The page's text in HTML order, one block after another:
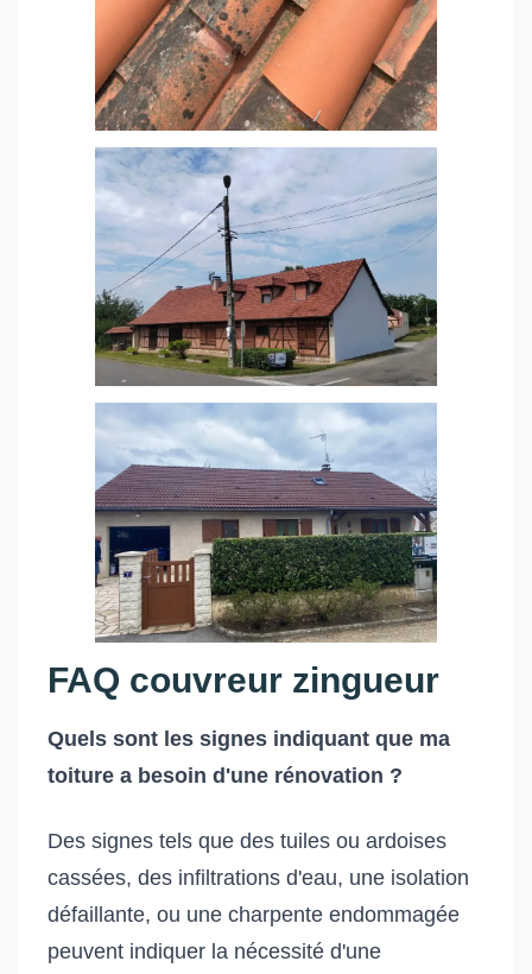
FAQ couvreur zingueur
Quels sont les signes indiquant que ma
toiture a besoin d'une rénovation ?
Des signes tels que des tuiles ou ardoises
cassées, des infiltrations d'eau, une isolation
défaillante, ou une charpente endommagée
peuvent indiquer la nécessité d'une